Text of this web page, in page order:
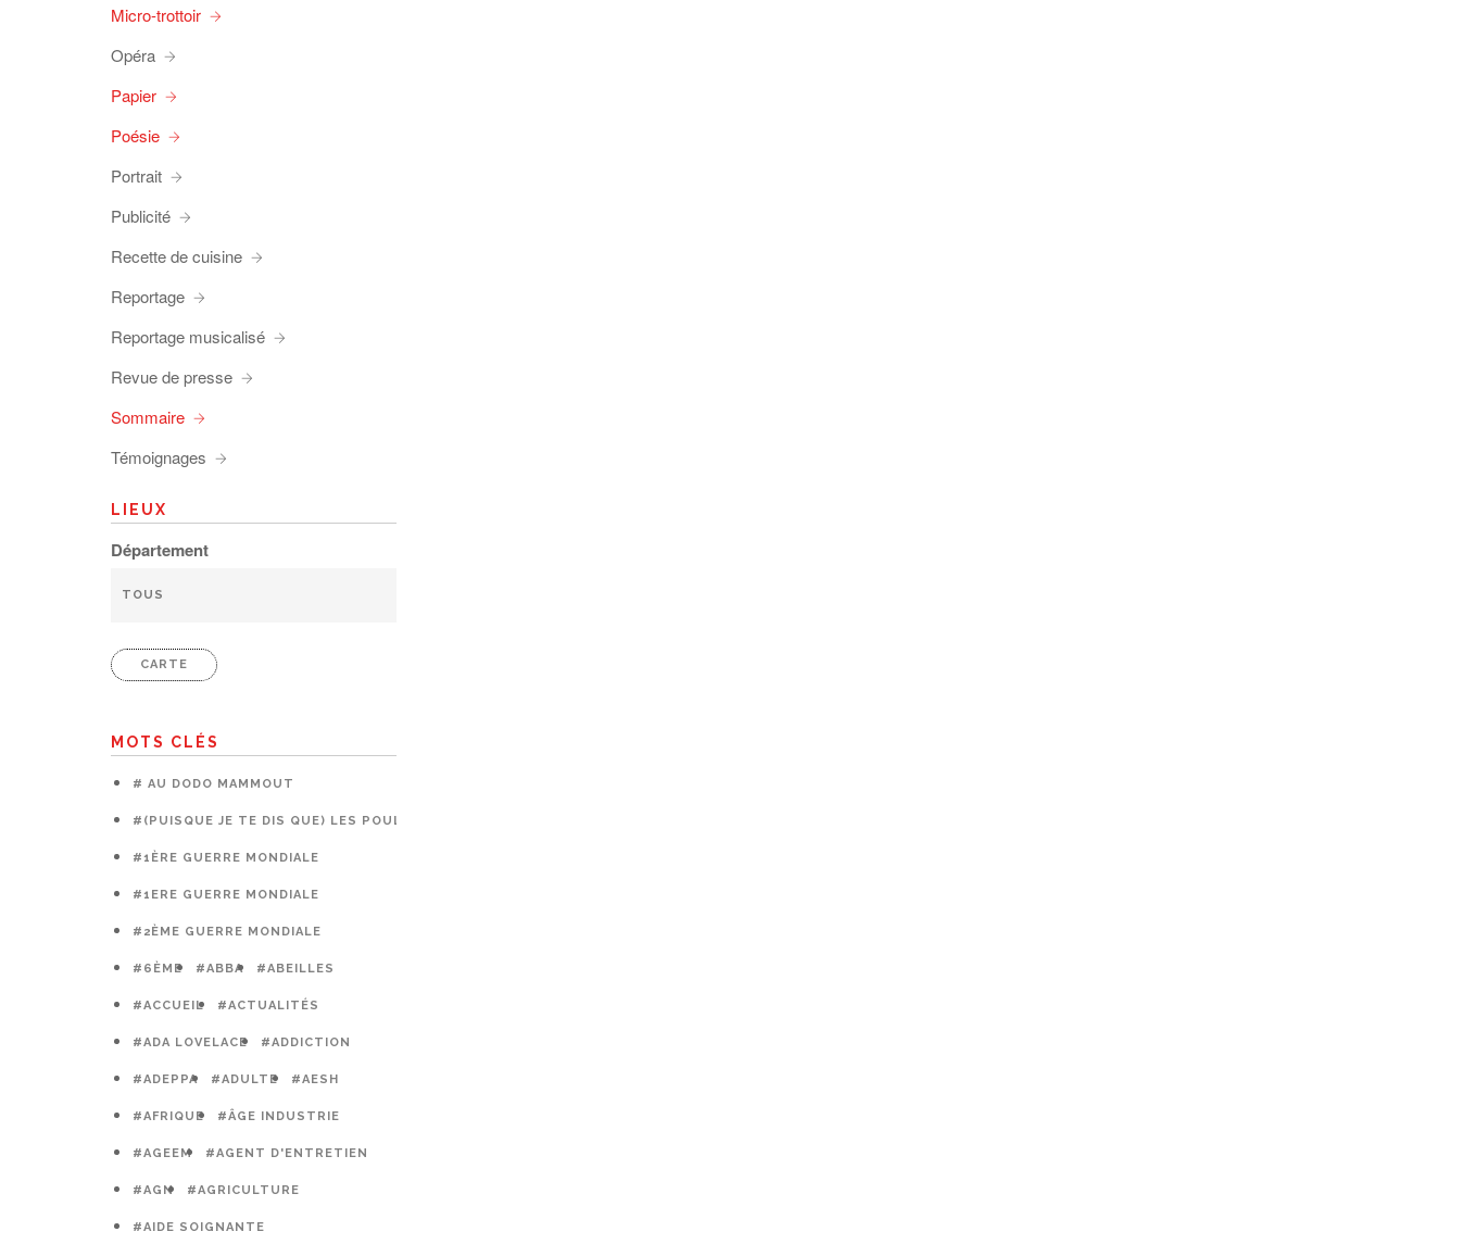
Micro-trottoir
Opéra
Papier
Poésie
Portrait
Publicité
Recette de cuisine
Reportage
Reportage musicalisé
Revue de presse
Sommaire
Témoignages
LIEUX
Département
CARTE
MOTS CLÉS
# AU DODO MAMMOUT
#(PUISQUE JE TE DIS QUE) LES POULES PRÉFÈRENT LES CAGES
#1ÈRE GUERRE MONDIALE
#1ERE GUERRE MONDIALE
#2ÈME GUERRE MONDIALE
#6ÈME #ABBA #ABEILLES
#ACCUEIL #ACTUALITÉS
#ADA LOVELACE #ADDICTION
#ADEPPA #ADULTE #AESH
#AFRIQUE #ÂGE INDUSTRIE
#AGEEM #AGENT D'ENTRETIEN
#AGN #AGRICULTURE
#AIDE SOIGNANTE